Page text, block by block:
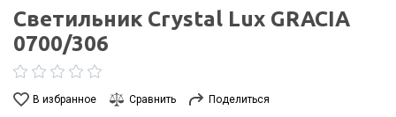
Светильник Crystal Lux GRACIA
0700/306
В избранное Сравнить Поделиться